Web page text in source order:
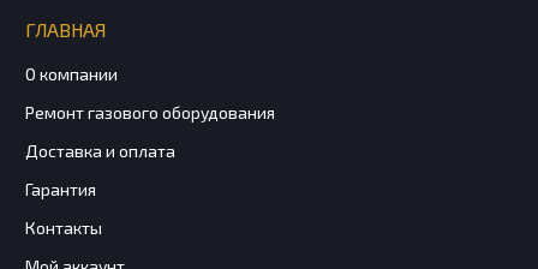
ГЛАВНАЯ
О компании
Ремонт газового оборудования
Доставка и оплата
Гарантия
Контакты